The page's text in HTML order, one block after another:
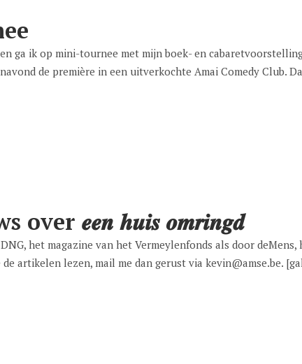
ga ik op mini-tournee met mijn boek- en
de première in een uitverkochte Amai Comedy Club.
over 𝒆𝒆𝒏 𝒉𝒖𝒊𝒔 𝒐𝒎𝒓𝒊𝒏𝒈𝒅
het magazine van het Vermeylenfonds als door
artikelen lezen, mail me dan gerust via kevin@amse.be.